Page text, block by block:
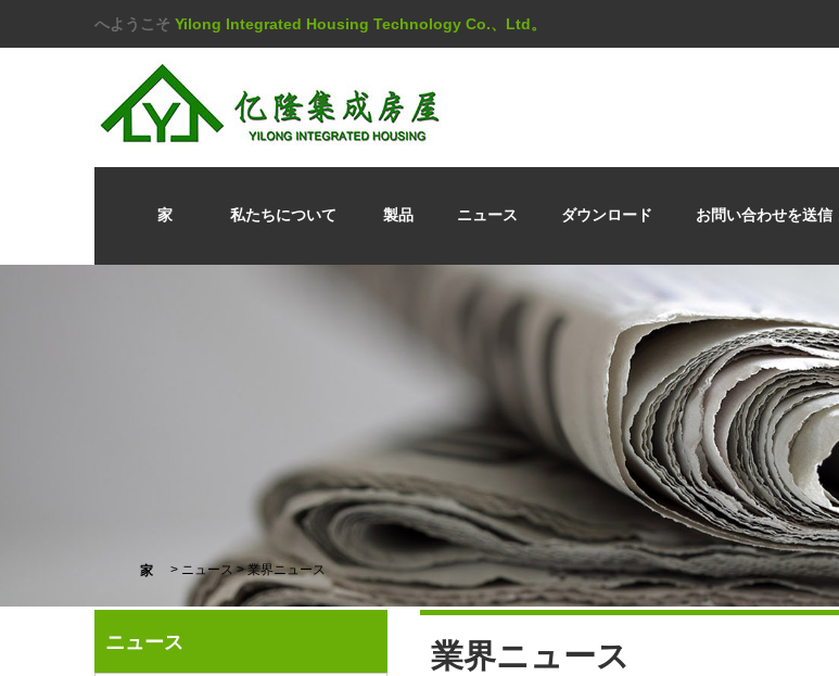
へようこそ Yilong Integrated Housing Technology Co.、Ltd。
家 私たちについて 製品 ニュース ダウンロード お問い合わせを送信
家 > ニュース > 業界ニュース
ニュース 業界ニュース